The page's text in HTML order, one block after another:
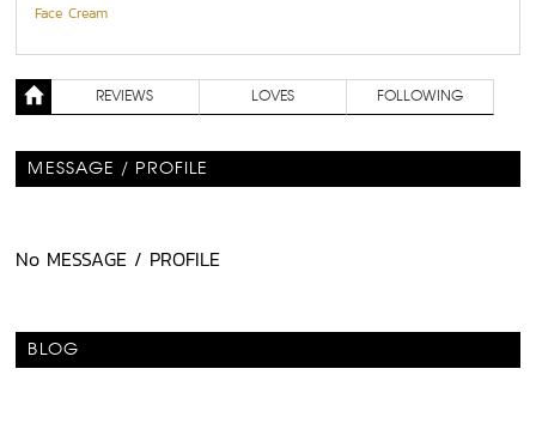
Face Cream
REVIEWS LOVES FOLLOWING
MESSAGE / PROFILE
No MESSAGE / PROFILE
BLOG